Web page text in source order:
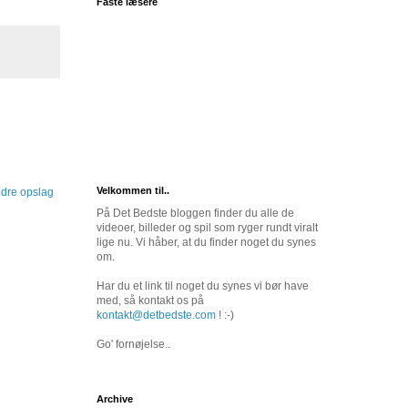
opslag
Faste læsere
Velkommen til..
På Det Bedste bloggen finder du alle de
videoer, billeder og spil som ryger rundt viralt
lige nu. Vi håber, at du finder noget du synes
om.
Har du et link til noget du synes vi bør have
med, så kontakt os på
kontakt@detbedste.com ! :-)
Go' fornøjelse..
Archive